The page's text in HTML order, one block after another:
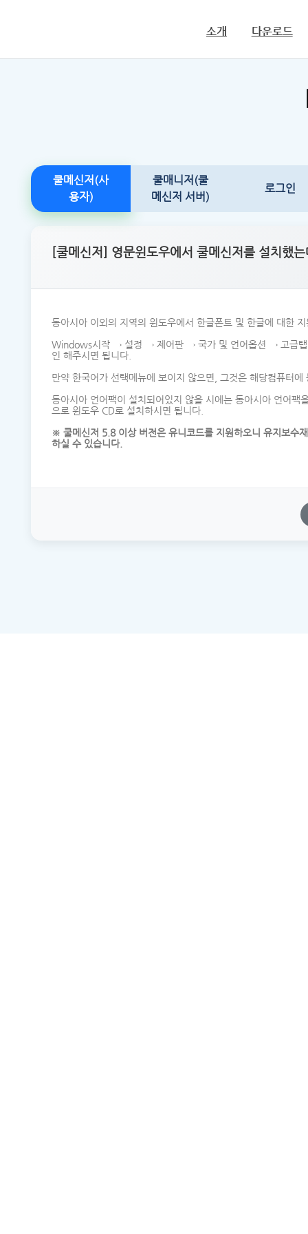
소개 다운로드
쿨메신저(사
용자)
쿨매니저(쿨
메신저 서버)
로그인
[쿨메신저] 영문윈도우에서 쿨메신저를 설치했
동아시아 이외의 지역의 윈도우에서 한글폰트 및 한글에 대한
Windows시작 → 설정 → 제어판 → 국가 및 언어옵션 → 고급탭
인 해주시면 됩니다.
만약 한국어가 선택메뉴에 보이지 않으면, 그것은 해당컴퓨터
동아시아 언어팩이 설치되어있지 않을 시에는 동아시아 언어
으로 윈도우 CD로 설치하시면 됩니다.
※ 쿨메신저 5.8 이상 버전은 유니코드를 지원하오니 유지보수
하실 수 있습니다.